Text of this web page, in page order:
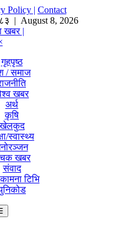
Policy | Contact
| August 8, 2026
गृहपृष्ठ
/ समाज
खबर
अर्थ
कृषि
स्वास्थ्य
खबर
संवाद
टिभि